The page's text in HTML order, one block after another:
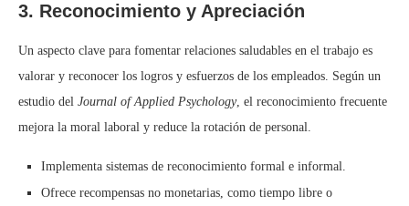
3. Reconocimiento y Apreciación
Un aspecto clave para fomentar relaciones saludables en el trabajo es
valorar y reconocer los logros y esfuerzos de los empleados. Según un
estudio del Journal of Applied Psychology, el reconocimiento frecuente
mejora la moral laboral y reduce la rotación de personal.
Implementa sistemas de reconocimiento formal e informal.
Ofrece recompensas no monetarias, como tiempo libre o